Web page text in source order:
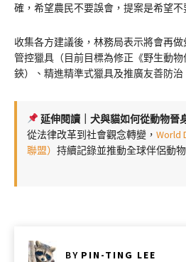
確，希望農民不要誤會，提案是希望不
收集各方建議後，林務局表示將會再
管控獵具（目前目標為修正《野生動
鋏）、精進精準式獵具及推廣友善防治
延伸閱讀｜犬與貓如何從動物晉
從法律改革到社會觀念轉變， World
聯盟） 持續記錄並推動全球伴侶動
BY PIN-TING LEE